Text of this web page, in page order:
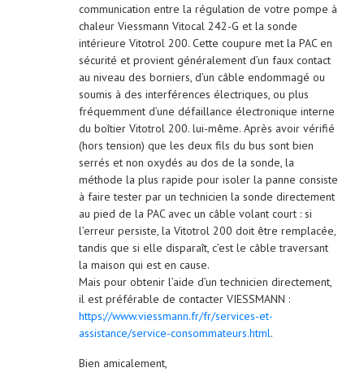
communication entre la régulation de votre pompe à
chaleur Viessmann Vitocal 242-G et la sonde
intérieure Vitotrol 200. Cette coupure met la PAC en
sécurité et provient généralement d’un faux contact
au niveau des borniers, d’un câble endommagé ou
soumis à des interférences électriques, ou plus
fréquemment d’une défaillance électronique interne
du boîtier Vitotrol 200. lui-même. Après avoir vérifié
(hors tension) que les deux fils du bus sont bien
serrés et non oxydés au dos de la sonde, la
méthode la plus rapide pour isoler la panne consiste
à faire tester par un technicien la sonde directement
au pied de la PAC avec un câble volant court : si
l’erreur persiste, la Vitotrol 200 doit être remplacée,
tandis que si elle disparaît, c’est le câble traversant
la maison qui est en cause.
Mais pour obtenir l’aide d’un technicien directement,
il est préférable de contacter VIESSMANN :
https://www.viessmann.fr/fr/services-et-
assistance/service-consommateurs.html.
Bien amicalement,